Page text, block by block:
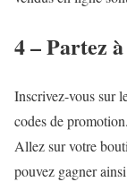
4 – Partez
Inscrivez-vous sur
codes de promotion.
Allez sur votre
pouvez gagner